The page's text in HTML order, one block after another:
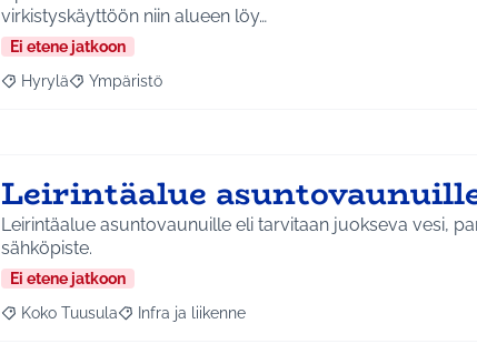
virkistyskäyttöön niin alueen löy…
Ei etene jatkoon
Rajaa tulokset aihepiirin mukaan: Hyrylä
Hyrylä Rajaa tulokset teeman mukaan: Ympäristö
Ympäristö
Leirintäalue
Leirintäalue asuntovaunuille eli tarvitaan juokseva vesi,
sähköpiste.
Ei etene jatkoon
Rajaa tulokset aihepiirin mukaan: Koko Tuusula
Koko Tuusula Rajaa tulokset teeman mukaan: Infra ja liikenne
Infra ja liikenne